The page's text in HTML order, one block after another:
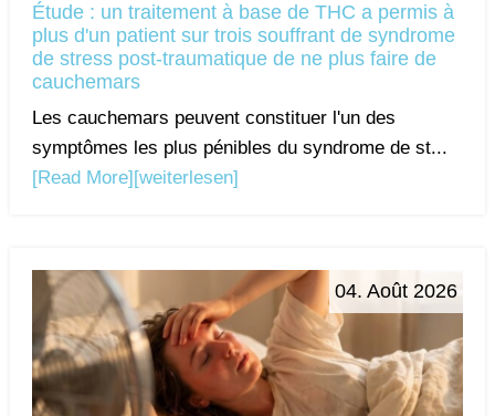
Étude : un traitement à base de THC a permis à
plus d'un patient sur trois souffrant de syndrome
de stress post-traumatique de ne plus faire de
cauchemars
Les cauchemars peuvent constituer l'un des
symptômes les plus pénibles du syndrome de st...
[Read More] [weiterlesen]
04. Août 2026